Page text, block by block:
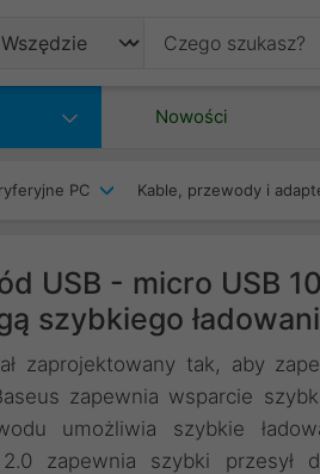
Nowości
PC Kable, przewody i
USB - micro USB
szybkiego
zaprojektowany tak, aby
zapewnia wsparcie
umożliwia szybkie
2.0 zapewnia szybki